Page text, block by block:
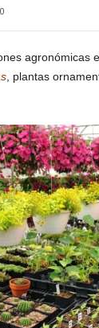
0
agronómicas
, plantas